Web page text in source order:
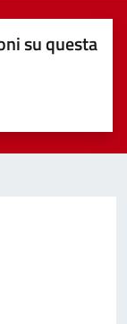
su questa